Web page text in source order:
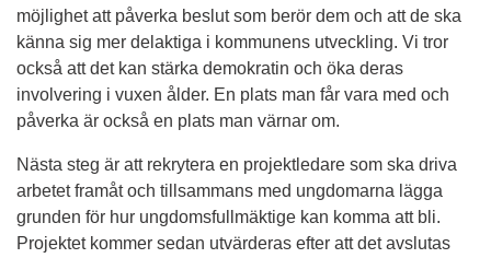
möjlighet att påverka beslut som berör dem och att de ska
känna sig mer delaktiga i kommunens utveckling. Vi tror
också att det kan stärka demokratin och öka deras
involvering i vuxen ålder. En plats man får vara med och
påverka är också en plats man värnar om.
Nästa steg är att rekrytera en projektledare som ska driva
arbetet framåt och tillsammans med ungdomarna lägga
grunden för hur ungdomsfullmäktige kan komma att bli.
Projektet kommer sedan utvärderas efter att det avslutas